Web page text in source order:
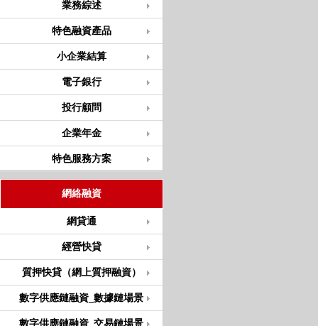
業務綜述
特色融資產品
小企業結算
電子銀行
投行顧問
企業年金
特色服務方案
網絡融資
網貸通
經營快貸
質押快貸（網上質押融資）
數字供應鏈融資_數據鏈場景
數字供應鏈融資_交易鏈場景